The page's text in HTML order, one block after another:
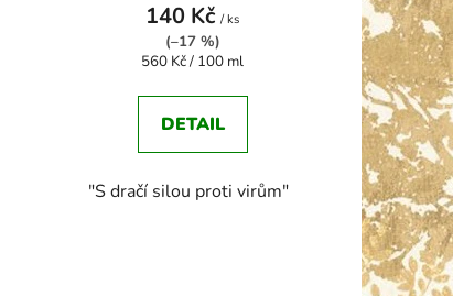
140 Kč/ ks
(–17 %)
Měrná
560 Kč / 100 ml
DETAIL
"S dračí silou proti virům"